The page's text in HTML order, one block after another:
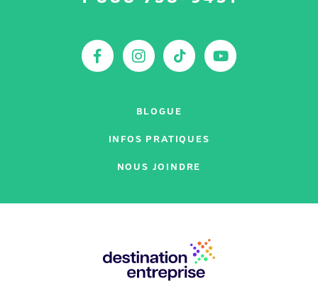
Facebook
Instagram
TikTok
BLOGUE
INFOS PRATIQUES
NOUS JOINDRE
partenaires
: